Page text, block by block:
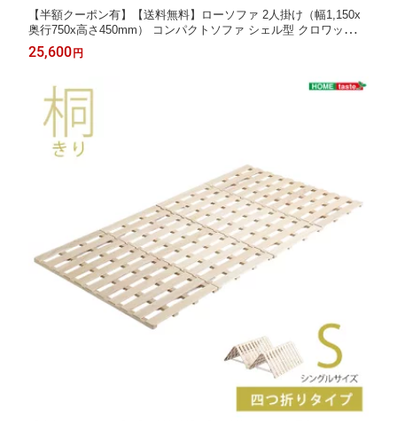
【半額クーポン有】【送料無料】ローソファ 2人掛け（幅1,150x
奥行750x高さ450mm） コンパクトソファ シェル型 クロワッサン
風 ソファ ソファー ラブソファ ローソファー フロアーソファ 二
人用 二人掛け 2人用 椅子 イス チェア 茶色 ピンク ブラウン
25,600 円